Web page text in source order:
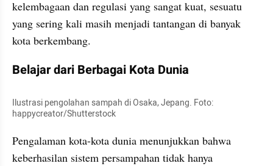
kelembagaan dan regulasi yang sangat kuat, sesuatu
yang sering kali masih menjadi tantangan di banyak
kota berkembang.
Belajar dari Berbagai Kota Dunia
Ilustrasi pengolahan sampah di Osaka, Jepang. Foto:
happycreator/Shutterstock
Pengalaman kota-kota dunia menunjukkan bahwa
keberhasilan sistem persampahan tidak hanya